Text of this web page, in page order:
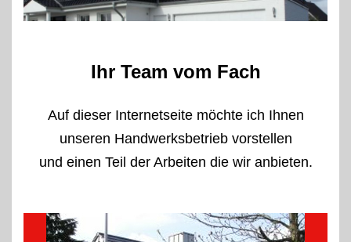
Ihr Team vom Fach
Auf dieser Internetseite möchte ich Ihnen
unseren Handwerksbetrieb vorstellen
und einen Teil der Arbeiten die wir anbieten.